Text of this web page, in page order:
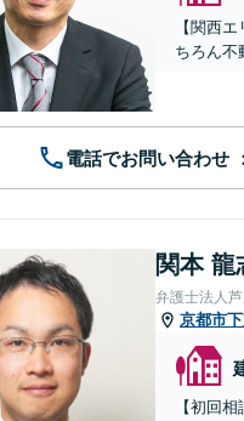
【関西
ちろん不
電話でお問い合わせ
関本 龍
弁護士法人
京都市
【初回